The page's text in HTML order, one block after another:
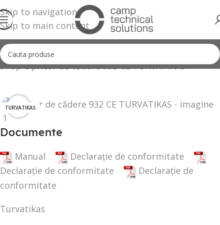
Skip to navigation
Skip to main content
Shop Opritor de cădere 932 CE TURVATIKAS
TURVATIKASClick to enlarge
Documente
Manual
Declarație de conformitate
Declarație de conformitate
Declarație de
conformitate
Turvatikas